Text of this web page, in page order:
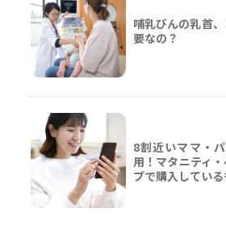
哺乳びんの乳首
要なの？
8割近いママ・
用！マタニティ
プで購入してい